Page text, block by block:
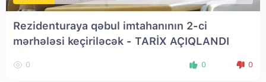
Rezidenturaya qəbul imtahanının 2-ci
mərhələsi keçiriləcək - TARİX AÇIQLANDI
0 0 0